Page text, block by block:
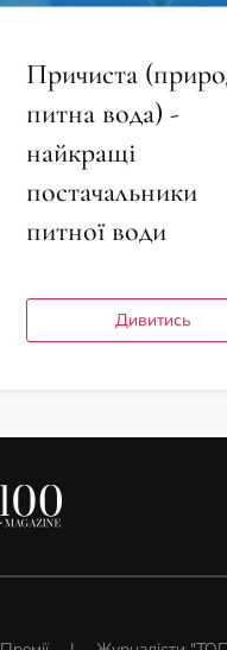
Причиста
питна вода) -
найкращі
постачальники
питної води
Дивитись